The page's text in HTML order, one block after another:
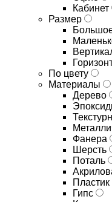
Кабинет
Размер
По цвету
Материалы
Дерево
Фанера
Шерсть
Поталь
Пластик
Гипс